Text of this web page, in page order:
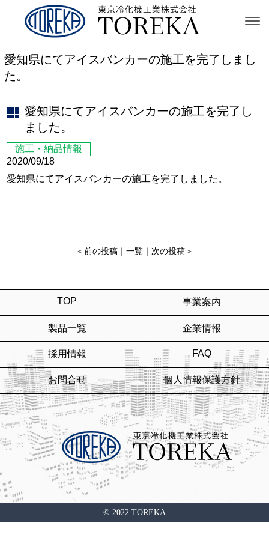
愛知県にてアイスバンカーの施工を完了しまし
た。
愛知県にてアイスバンカーの施工を完了し
ました。
施工・納品情報
2020/09/18
愛知県にてアイスバンカーの施工を完了しました。
＜ 前の投稿 一覧 次の投稿 ＞
TOP 事業案内
製品一覧 企業情報
採用情報 FAQ
お問合せ 個人情報保護方針
© 2022 TOREKA